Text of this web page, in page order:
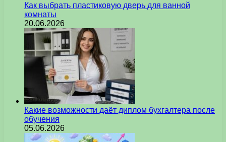
Как выбрать пластиковую дверь для ванной
комнаты
20.06.2026
Какие возможности даёт диплом бухгалтера после
обучения
05.06.2026